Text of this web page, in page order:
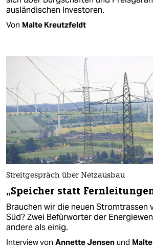
ausländischen Investoren.
Von Malte Kreutzfeldt
Streitgespräch über Netzausbau
„Speicher statt
Brauchen wir die neuen Stromtrassen
Süd? Zwei Befürworter der
andere als einig.
Interview von Annette Jensen und